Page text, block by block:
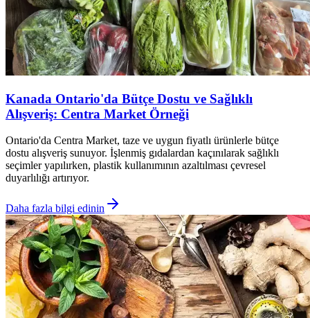
Kanada Ontario'da Bütçe Dostu ve Sağlıklı
Alışveriş: Centra Market Örneği
Ontario'da Centra Market, taze ve uygun fiyatlı ürünlerle bütçe
dostu alışveriş sunuyor. İşlenmiş gıdalardan kaçınılarak sağlıklı
seçimler yapılırken, plastik kullanımının azaltılması çevresel
duyarlılığı artırıyor.
Daha fazla bilgi edinin